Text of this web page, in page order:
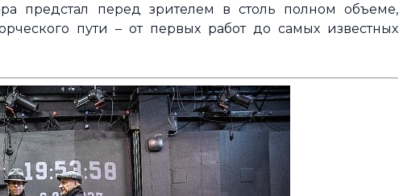
предстал перед зрителем в столь полном объеме,
пути – от первых работ до самых известных